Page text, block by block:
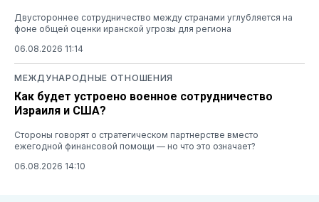
Двустороннее сотрудничество между странами углубляется на
фоне общей оценки иранской угрозы для региона
06.08.2026 11:14
МЕЖДУНАРОДНЫЕ ОТНОШЕНИЯ
Как будет устроено военное сотрудничество
Израиля и США?
Стороны говорят о стратегическом партнерстве вместо
ежегодной финансовой помощи — но что это означает?
06.08.2026 14:10